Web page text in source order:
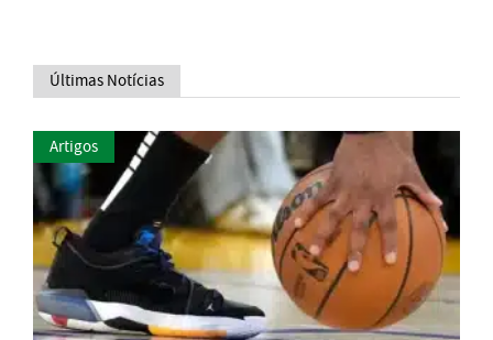
Últimas Notícias
Artigos